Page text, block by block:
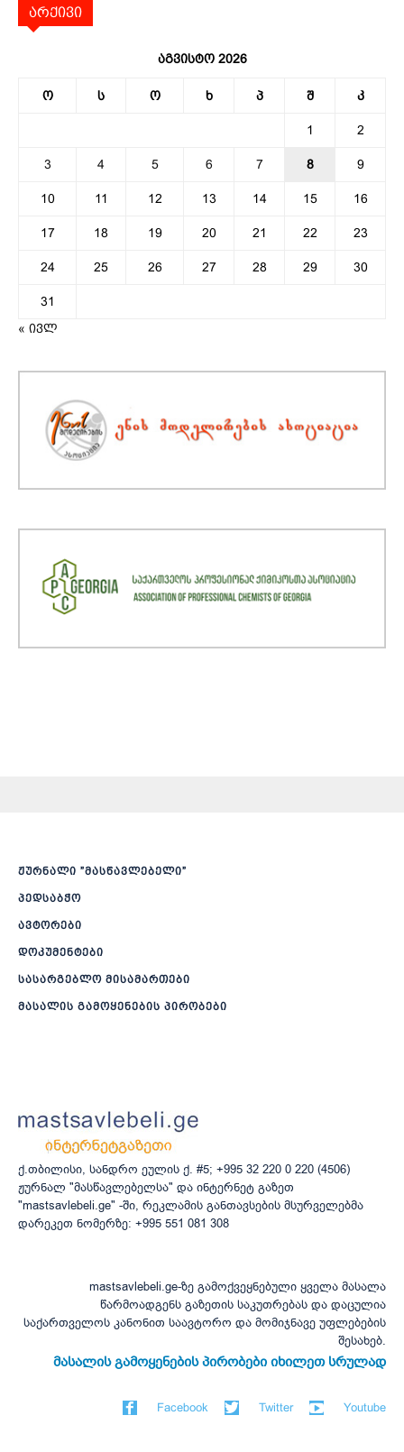
არქივი
აგვისტო 2026
ო ს ო ხ პ შ კ
1 2
3 4 5 6 7 8 9
10 11 12 13 14 15 16
17 18 19 20 21 22 23
24 25 26 27 28 29 30
31
« ივლ
ჟურნალი ”მასწავლებელი”
პედსაბჭო
ავტორები
დოკუმენტები
სასარგებლო მისამართები
მასალის გამოყენების პირობები
ქ.თბილისი, სანდრო ეულის ქ. #5; +995 32 220 0 220 (4506)
ჟურნალ "მასწავლებელსა" და ინტერნეტ გაზეთ
"mastsavlebeli.ge" -ში, რეკლამის განთავსების მსურველებმა
დარეკეთ ნომერზე: +995 551 081 308
mastsavlebeli.ge-ზე გამოქვეყნებული ყველა მასალა
წარმოადგენს გაზეთის საკუთრებას და დაცულია
საქართველოს კანონით საავტორო და მომიჯნავე უფლებების
შესახებ.
მასალის გამოყენების პირობები იხილეთ სრულად
Facebook Twitter Youtube